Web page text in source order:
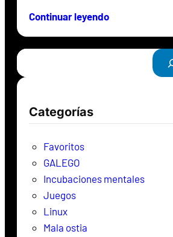
Continuar leyendo
B
u
s
Categorías
Favoritos
GALEGO
Incubaciones mentales
Juegos
Linux
Mala ostia